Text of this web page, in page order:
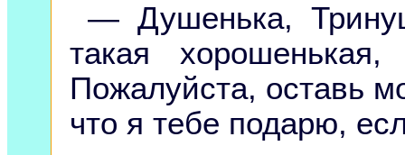
— Душенька,
такая хорошенькая,
Пожалуйста, оставь
что я тебе подарю,